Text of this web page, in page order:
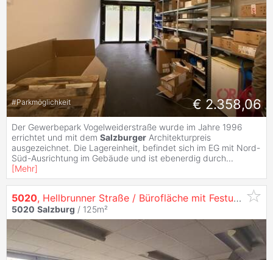
#Parkmöglichkeit € 2.358,06
Der Gewerbepark Vogelweiderstraße wurde im Jahre 1996
errichtet und mit dem Salzburger Architekturpreis
ausgezeichnet. Die Lagereinheit, befindet sich im EG mit Nord-
Süd-Ausrichtung im Gebäude und ist ebenerdig durch...
[Mehr]
5020, Hellbrunner Straße / Bürofläche mit Festungs- und Salzachblick in der Hellbrunner Straße 11a in
5020 Salzburg / 125m²